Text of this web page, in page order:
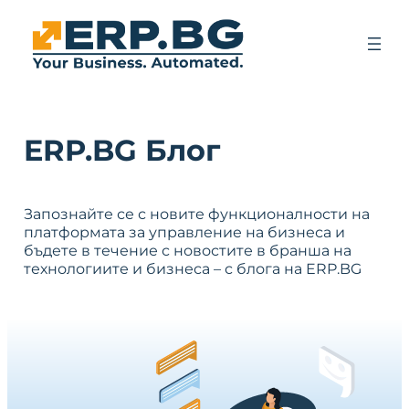
ERP.BG Блог
Запознайте се с новите функционалности на
платформата за управление на бизнеса и
бъдете в течение с новостите в бранша на
технологиите и бизнеса – с блога на ERP.BG